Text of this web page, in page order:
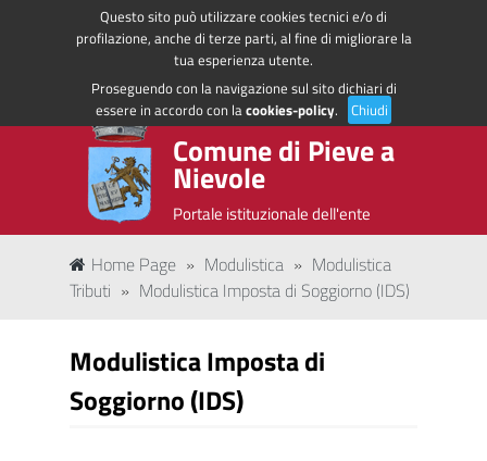
Questo sito può utilizzare cookies tecnici e/o di
profilazione, anche di terze parti, al fine di migliorare la
tua esperienza utente.
Proseguendo con la navigazione sul sito dichiari di
essere in accordo con lacookies-policy. Chiudi
Regione Toscana Accedi ai servizi
Comune di Pieve a
Nievole
Portale istituzionale dell'ente
Home Page » Modulistica » Modulistica
Tributi » Modulistica Imposta di Soggiorno (IDS)
Modulistica Imposta di
Soggiorno (IDS)